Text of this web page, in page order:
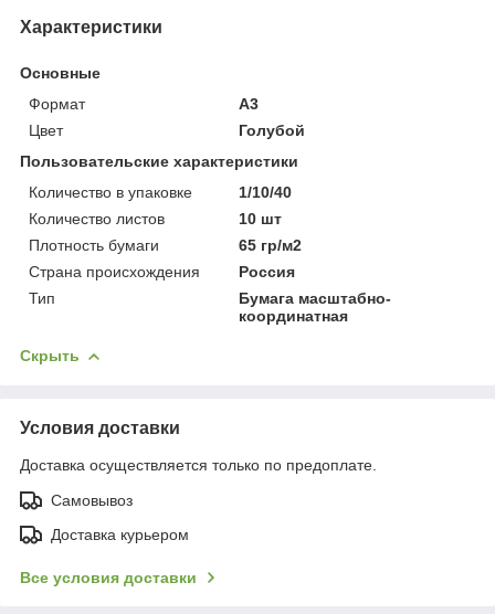
Характеристики
Основные
Формат
A3
Цвет
Голубой
Пользовательские характеристики
Количество в упаковке
1/10/40
Количество листов
10 шт
Плотность бумаги
65 гр/м2
Страна происхождения
Россия
Тип
Бумага масштабно-
координатная
Скрыть
Условия доставки
Доставка осуществляется только по предоплате.
Самовывоз
Доставка курьером
Все условия доставки